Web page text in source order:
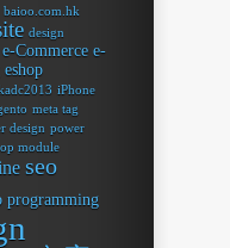
baioo.com.hk
design
e-Commerce e-
eshop
iPhone
meta tag
design power
module
seo
programming